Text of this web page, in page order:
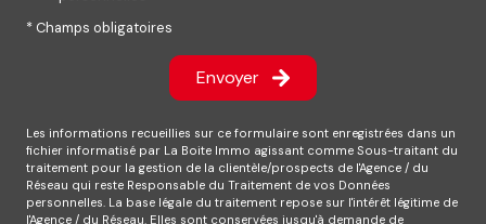
* Champs obligatoires
Envoyer
Les informations recueillies sur ce formulaire sont enregistrées dans un
fichier informatisé par La Boite Immo agissant comme Sous-traitant du
traitement pour la gestion de la clientèle/prospects de l'Agence / du
Réseau qui reste Responsable du Traitement de vos Données
personnelles. La base légale du traitement repose sur l'intérêt légitime de
l'Agence / du Réseau. Elles sont conservées jusqu'à demande de